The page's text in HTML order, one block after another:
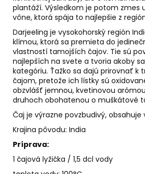
plantáží. Výsledkom je potom zmes
vône, ktorá spája to najlepšie z
Darjeeling je vysokohorský región
klímou, ktorá sa premieta do
vlastností tamojších čajov. Tie sú
najlepších na svete a tvoria akoby
kategóriu. Ťažko sa dajú prirovnať k
čajom, pretože ich lístky sú
obzvlášť jemnou, kvetinovou
druhoch obohatenou o muškátové
Čaj je výrazne povzbudivý,
Krajina pôvodu: India
Príprava:
1 čajová lyžička / 1,5 dcl vody
ALFA
&
OMEGA
€59